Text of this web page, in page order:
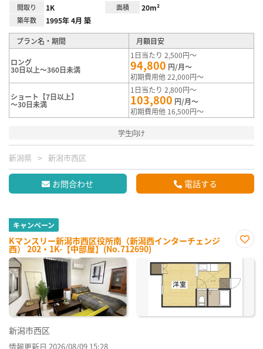
間取り 1K 面積 20m²
築年数 1995年 4月 築
プラン名・期間 月額目安
ロング
30日以上～360日未満
1日当たり 2,500円～
94,800 円/月～
初期費用他 22,000円～
ショート【7日以上】
～30日未満
1日当たり 2,800円～
103,800 円/月～
初期費用他 16,500円～
学生向け
新潟県 新潟市西区
お問合わせ 電話する
キャンペーン
Kマンスリー新潟市西区役所南（新潟西インターチェンジ
西） 202・1K-【中部屋】(No.712690)
に入
録
新潟市西区
情報更新日 2026/08/09 15:28